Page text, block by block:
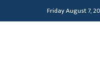
Friday August 7,